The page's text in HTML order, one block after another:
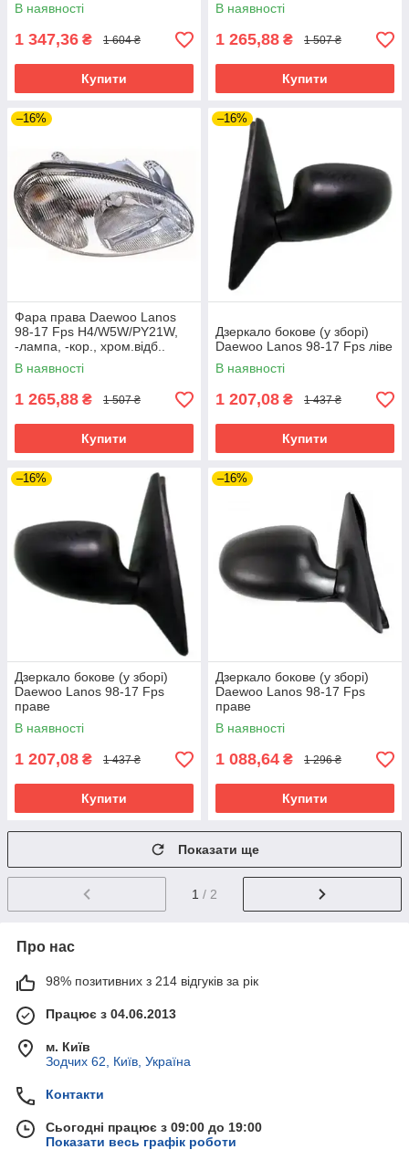
В наявності
1 347,36 ₴ 1 604 ₴
Купити
В наявності
1 265,88 ₴ 1 507 ₴
Купити
–16%
Фара права Daewoo Lanos
98-17 Fps H4/W5W/PY21W,
-лампа, -кор., хром.відб..
В наявності
1 265,88 ₴ 1 507 ₴
Купити
–16%
Дзеркало бокове (у зборі)
Daewoo Lanos 98-17 Fps ліве
В наявності
1 207,08 ₴ 1 437 ₴
Купити
–16%
Дзеркало бокове (у зборі)
Daewoo Lanos 98-17 Fps
праве
В наявності
1 207,08 ₴ 1 437 ₴
Купити
–16%
Дзеркало бокове (у зборі)
Daewoo Lanos 98-17 Fps
праве
В наявності
1 088,64 ₴ 1 296 ₴
Купити
Показати ще
1 / 2
Про нас
98% позитивних з 214 відгуків за рік
Працює з 04.06.2013
м. Київ
Зодчих 62, Київ, Україна
Контакти
Сьогодні працює з 09:00 до 19:00
Показати весь графік роботи